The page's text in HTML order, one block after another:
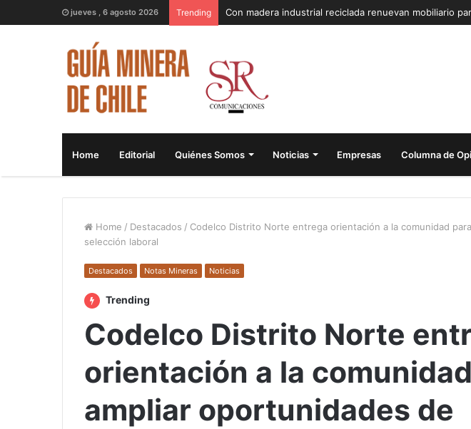
jueves , 6 agosto 2026 Trending Con madera industrial reciclada renuevan mobiliario
Home Editorial Quiénes Somos Noticias Empresas Columna de
Home / Destacados / Codelco Distrito Norte entrega orientación a la comunidad
selección laboral
Destacados Notas Mineras Noticias
Trending
Codelco Distrito Norte
orientación a la
ampliar oportunidades de